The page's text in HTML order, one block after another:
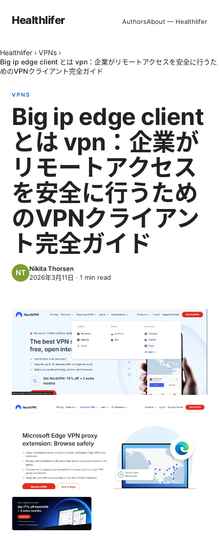
Healthlifer AuthorsAbout — Healthlifer
Healthlifer › VPNs ›
Big ip edge client とは vpn：企業がリモートアクセスを安全に行うた
めのVPNクライアント完全ガイド
VPNS
Big ip edge client
とは vpn：企業が
リモートアクセス
を安全に行うため
のVPNクライアン
ト完全ガイド
Nikita Thorsen
2026年3月11日 · 1 min read